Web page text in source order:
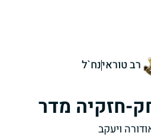
רב טוראינח`ל
חזקיה מדר
ויעקב